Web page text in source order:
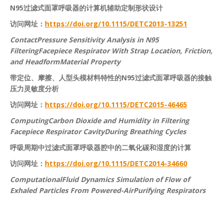
N95过滤式面罩呼吸器的计算机辅助定制形状设计
访问网址： https://doi.org/10.1115/DETC2013-13251
ContactPressure Sensitivity Analysis in N95
FilteringFacepiece Respirator With Strap Location, Friction,
and HeadformMaterial Property
带定位、摩擦、人型头模材料特性的N95过滤式面罩呼吸器的接触
压力灵敏度分析
访问网址： https://doi.org/10.1115/DETC2015-46465
ComputingCarbon Dioxide and Humidity in Filtering
Facepiece Respirator CavityDuring Breathing Cycles
呼吸周期中过滤式面罩呼吸器腔中的二氧化碳和湿度的计算
访问网址： https://doi.org/10.1115/DETC2014-34660
ComputationalFluid Dynamics Simulation of Flow of
Exhaled Particles From Powered-AirPurifying Respirators